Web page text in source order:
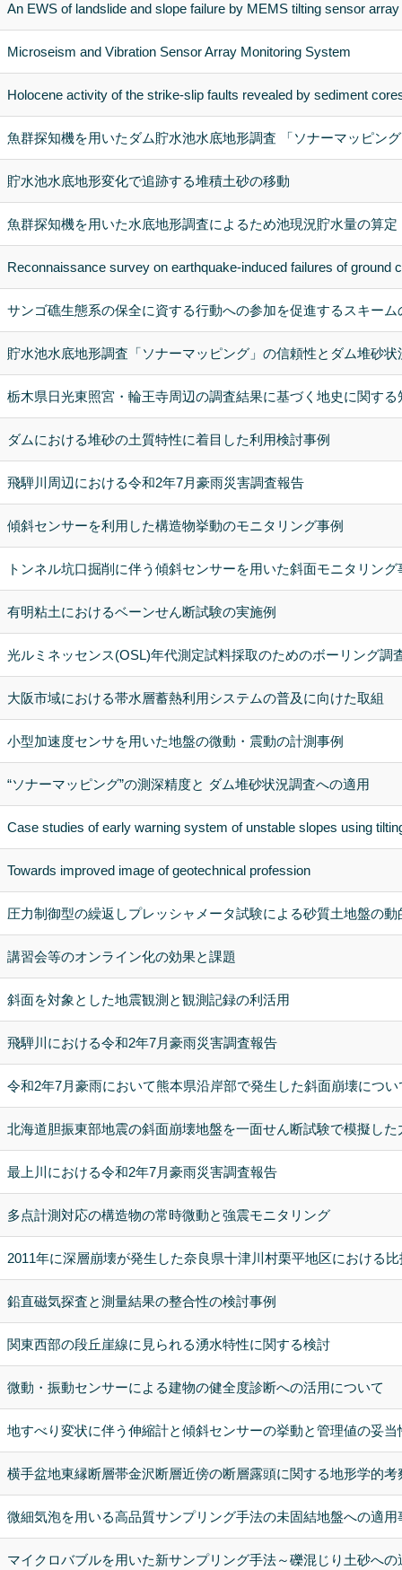
An EWS of landslide and slope failure by MEMS tilting sensor array
Microseism and Vibration Sensor Array Monitoring System
Holocene activity of the strike-slip faults revealed by sediment
魚群探知機を用いたダム貯水池水底地形調査 「ソナーマッピン
貯水池水底地形変化で追跡する堆積土砂の移動
魚群探知機を用いた水底地形調査によるため池現況貯水量の算定
Reconnaissance survey on earthquake-induced failures of
サンゴ礁生態系の保全に資する行動への参加を促進するスキー
貯水池水底地形調査「ソナーマッピング」の信頼性とダム堆砂
栃木県日光東照宮・輪王寺周辺の調査結果に基づく地史に関する
ダムにおける堆砂の土質特性に着目した利用検討事例
飛騨川周辺における令和2年7月豪雨災害調査報告
傾斜センサーを利用した構造物挙動のモニタリング事例
トンネル坑口掘削に伴う傾斜センサーを用いた斜面モニタリング
有明粘土におけるベーンせん断試験の実施例
光ルミネッセンス(OSL)年代測定試料採取のためのボーリング調
大阪市域における帯水層蓄熱利用システムの普及に向けた取組
小型加速度センサを用いた地盤の微動・震動の計測事例
“ソナーマッピング”の測深精度と ダム堆砂状況調査への適用
Case studies of early warning system of unstable slopes using
Towards improved image of geotechnical profession
圧力制御型の繰返しプレッシャメータ試験による砂質土地盤の
講習会等のオンライン化の効果と課題
斜面を対象とした地震観測と観測記録の利活用
飛騨川における令和2年7月豪雨災害調査報告
令和2年7月豪雨において熊本県沿岸部で発生した斜面崩壊につい
北海道胆振東部地震の斜面崩壊地盤を一面せん断試験で模擬した
最上川における令和2年7月豪雨災害調査報告
多点計測対応の構造物の常時微動と強震モニタリング
2011年に深層崩壊が発生した奈良県十津川村栗平地区における
鉛直磁気探査と測量結果の整合性の検討事例
関東西部の段丘崖線に見られる湧水特性に関する検討
微動・振動センサーによる建物の健全度診断への活用について
地すべり変状に伴う伸縮計と傾斜センサーの挙動と管理値の妥当
横手盆地東縁断層帯金沢断層近傍の断層露頭に関する地形学的考
微細気泡を用いる高品質サンプリング手法の未固結地盤への適用
マイクロバブルを用いた新サンプリング手法～礫混じり土砂への